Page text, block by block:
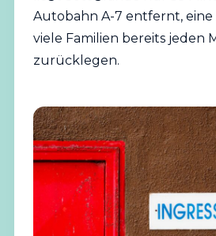
Autobahn A-7 entfernt, eine
viele Familien bereits jeden
zurücklegen.